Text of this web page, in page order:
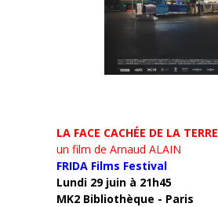
LA FACE CACHÉE DE LA TERRE
un film de Arnaud ALAIN
FRIDA Films Festival
Lundi 29 juin à 21h45
MK2 Bibliothèque - Paris